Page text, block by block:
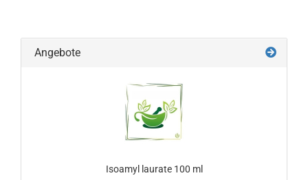
Angebote
Isoamyl laurate 100 ml